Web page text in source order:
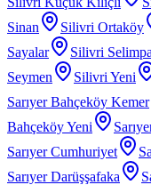
Sinan
Silivri Ortaköy
Sayalar
Silivri
Seymen
Silivri Yeni
Sarıyer Bahçeköy Kemer
Bahçeköy Yeni
Sarıyer Cumhuriyet
Sarıyer Darüşşafaka